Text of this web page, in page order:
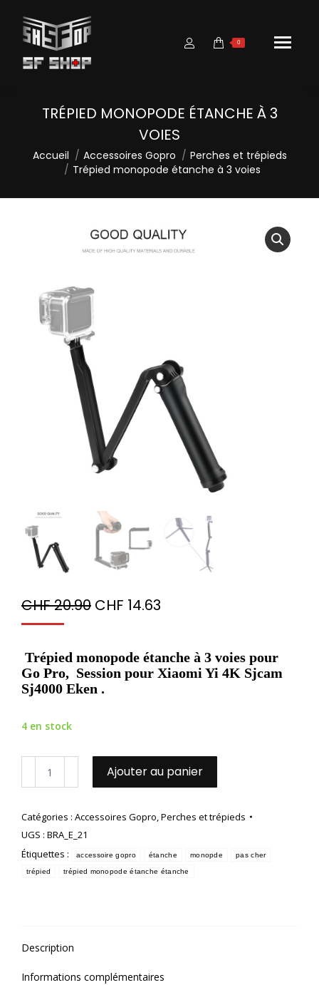
0
TRÉPIED MONOPODE ÉTANCHE À 3
VOIES
Vous êtes ici :
Accueil Accessoires Gopro
Perches et trépieds
Trépied monopode étanche à 3 voies
CHF20.90 CHF 14.63
Trépied monopode étanche à 3 voies pour
Go Pro, Session pour Xiaomi Yi 4K Sjcam
Sj4000 Eken .
4 en stock
étanche
à
3
voies
Ajouter au panier
Catégories : Accessoires Gopro,Perches et trépieds
UGS : BRA_E_21
Étiquettes :
accessoire gopro étanche monopde pas cher
trépied trépied monopode étanche étanche
Description
Informations complémentaires